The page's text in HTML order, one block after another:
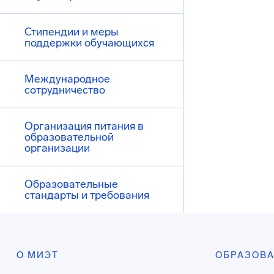
Стипендии и меры
поддержки обучающихся
Международное
сотрудничество
Организация питания в
образовательной
организации
Образовательные
стандарты и требования
О МИЭТ